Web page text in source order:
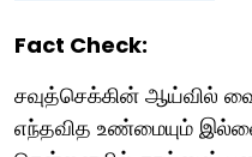
Fact Check:
சவுத்செக்கின் ஆய்வில்
எந்தவித உண்மையும்